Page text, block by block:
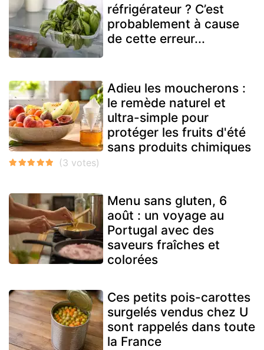
réfrigérateur ? C’est
probablement à cause
de cette erreur...
Adieu les moucherons :
le remède naturel et
ultra-simple pour
protéger les fruits d'été
sans produits chimiques
Menu sans gluten, 6
août : un voyage au
Portugal avec des
saveurs fraîches et
colorées
Ces petits pois-carottes
surgelés vendus chez U
sont rappelés dans toute
la France